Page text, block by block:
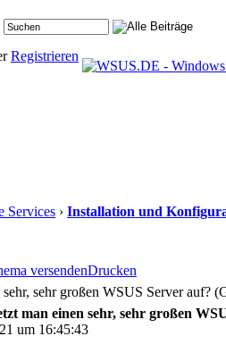
Registrieren
Services › Installation und
versendenDrucken
sehr großen WSUS Server auf?
man einen sehr, sehr großen
um 16:45:43